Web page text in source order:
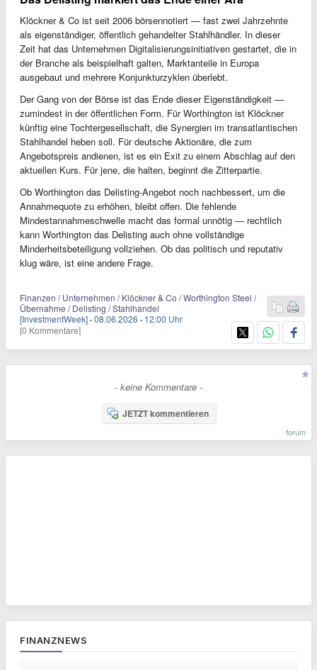
Klöckner & Co ist seit 2006 börsennotiert — fast zwei Jahrzehnte
als eigenständiger, öffentlich gehandelter Stahlhändler. In dieser
Zeit hat das Unternehmen Digitalisierungsinitiativen gestartet, die in
der Branche als beispielhaft galten, Marktanteile in Europa
ausgebaut und mehrere Konjunkturzyklen überlebt.
Der Gang von der Börse ist das Ende dieser Eigenständigkeit —
zumindest in der öffentlichen Form. Für Worthington ist Klöckner
künftig eine Tochtergesellschaft, die Synergien im transatlantischen
Stahlhandel heben soll. Für deutsche Aktionäre, die zum
Angebotspreis andienen, ist es ein Exit zu einem Abschlag auf den
aktuellen Kurs. Für jene, die halten, beginnt die Zitterpartie.
Ob Worthington das Delisting-Angebot noch nachbessert, um die
Annahmequote zu erhöhen, bleibt offen. Die fehlende
Mindestannahmeschwelle macht das formal unnötig — rechtlich
kann Worthington das Delisting auch ohne vollständige
Minderheitsbeteiligung vollziehen. Ob das politisch und reputativ
klug wäre, ist eine andere Frage.
Finanzen / Unternehmen / Klöckner & Co / Worthington Steel /
Übernahme / Delisting / Stahlhandel
[InvestmentWeek] ·08.06.2026 · 12:00 Uhr
[0 Kommentare]
- keine Kommentare -
JETZT kommentieren
forum
FINANZNEWS